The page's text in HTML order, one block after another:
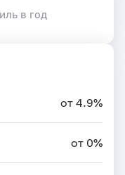
в год
от 4.9%
от 0%